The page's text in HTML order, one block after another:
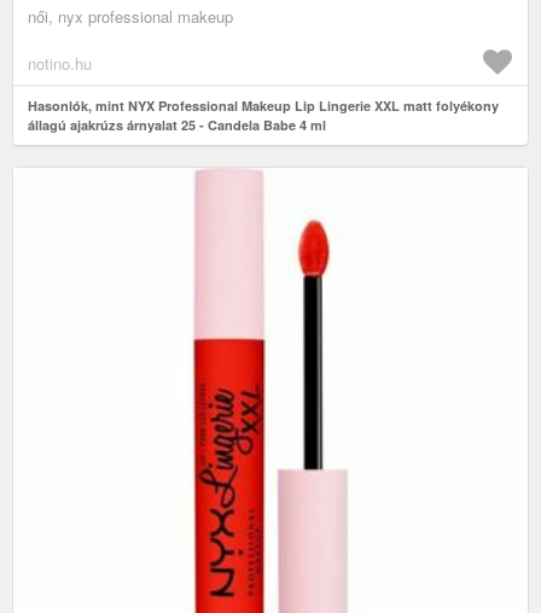
női, nyx professional makeup
notino.hu
Hasonlók, mint NYX Professional Makeup Lip Lingerie XXL matt folyékony
állagú ajakrúzs árnyalat 25 - Candela Babe 4 ml